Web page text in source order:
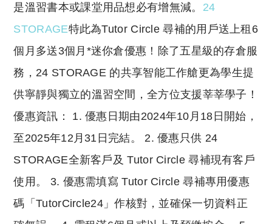
是溫習書本或課堂用品想必有增無減。 24
STORAGE特此為Tutor Circle 尋補的用戶送上租6
個月多送3個月*迷你倉優惠！除了五星級的存倉服
務，24 STORAGE 的共享智能工作艙更為學生提
供寧靜與獨立的溫習空間，全方位支援莘莘學子！
優惠資訊： 1. 優惠日期由2024年10月18日開始，
至2025年12月31日完結。 2. 優惠只供 24
STORAGE全新客戶及 Tutor Circle 尋補現有客戶
使用。 3. 優惠需填寫 Tutor Circle 尋補專用優惠
碼「TutorCircle24」作核對，並確保一切資料正